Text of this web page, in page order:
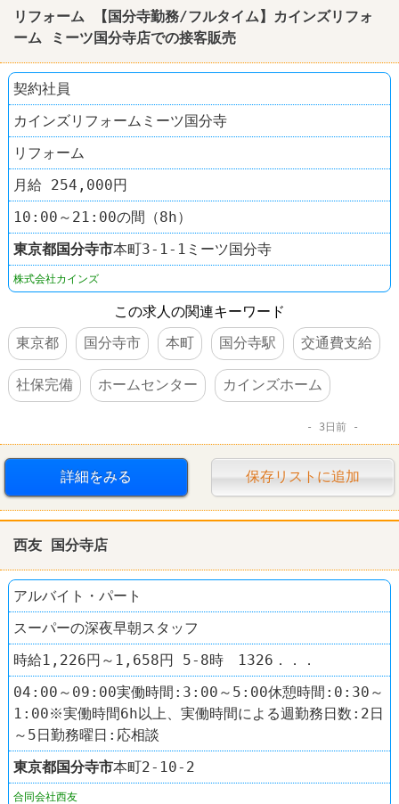
リフォーム 【国分寺勤務/フルタイム】カインズリフォ
ーム ミーツ国分寺店での接客販売
契約社員
カインズリフォームミーツ国分寺
リフォーム
月給 254,000円
10:00～21:00の間（8h）
東京都国分寺市本町3-1-1ミーツ国分寺
株式会社カインズ
この求人の関連キーワード
東京都
国分寺市 本町 国分寺駅 交通費支給
社保完備 ホームセンター カインズホーム
3日前
詳細をみる 保存リストに追加
西友 国分寺店
アルバイト・パート
スーパーの深夜早朝スタッフ
時給1,226円～1,658円 5-8時 1326．．．
04:00～09:00実働時間:3:00～5:00休憩時間:0:30～
1:00※実働時間6h以上、実働時間による週勤務日数:2日
～5日勤務曜日:応相談
東京都国分寺市本町2-10-2
合同会社西友